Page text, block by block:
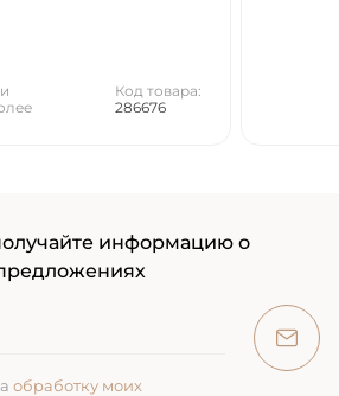
Код товара:
286676
информацию о
обработку моих